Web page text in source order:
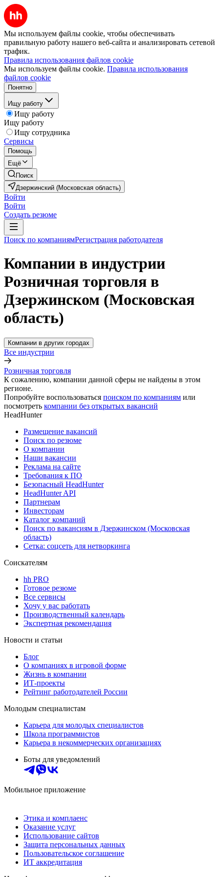
Мы используем файлы cookie, чтобы обеспечивать
правильную работу нашего веб-сайта и анализировать сетевой
трафик.
Правила использования файлов cookie
Мы используем файлы cookie. Правила использования
файлов cookie
Понятно
Ищу работу
Ищу работу
Ищу работу
Ищу сотрудника
Сервисы
Помощь
Ещё
Поиск
Дзержинский (Московская область)
Войти
Войти
Создать резюме
Поиск по компаниямРегистрация работодателя
Компании в индустрии
Розничная торговля в
Дзержинском (Московская
область)
Компании в других городах
Все индустрии
Розничная торговля
К сожалению, компании данной сферы не найдены в этом
регионе.
Попробуйте воспользоваться поиском по компаниям или
посмотреть компании без открытых вакансий
HeadHunter
Размещение вакансий
Поиск по резюме
О компании
Наши вакансии
Реклама на сайте
Требования к ПО
Безопасный HeadHunter
HeadHunter API
Партнерам
Инвесторам
Каталог компаний
Поиск по вакансиям в Дзержинском (Московская
область)
Сетка: соцсеть для нетворкинга
Соискателям
hh PRO
Готовое резюме
Все сервисы
Хочу у вас работать
Производственный календарь
Экспертная рекомендация
Новости и статьи
Блог
О компаниях в игровой форме
Жизнь в компании
ИТ-проекты
Рейтинг работодателей России
Молодым специалистам
Карьера для молодых специалистов
Школа программистов
Карьера в некоммерческих организациях
Боты для уведомлений
Мобильное приложение
Этика и комплаенс
Оказание услуг
Использование сайтов
Защита персональных данных
Пользовательское соглашение
ИТ аккредитация